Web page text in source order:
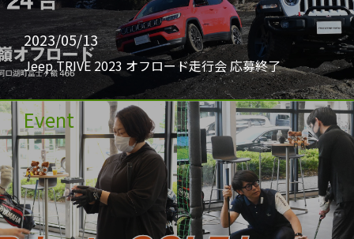
2023/05/13
Jeep TRIVE 2023 オフロード走行会 応募終了
Event